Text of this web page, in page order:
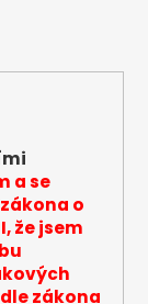
a se
o
že jsem
zákona